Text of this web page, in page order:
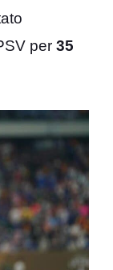
per 35